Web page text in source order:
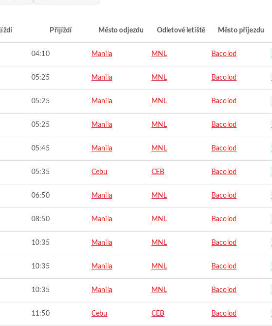
Přijíždí Město odjezdu Odletové letiště Město příjezdu
04:10 Manila MNL Bacolod
05:25 Manila MNL Bacolod
05:25 Manila MNL Bacolod
05:25 Manila MNL Bacolod
05:45 Manila MNL Bacolod
05:35 Cebu CEB Bacolod
06:50 Manila MNL Bacolod
08:50 Manila MNL Bacolod
10:35 Manila MNL Bacolod
10:35 Manila MNL Bacolod
10:35 Manila MNL Bacolod
11:50 Cebu CEB Bacolod